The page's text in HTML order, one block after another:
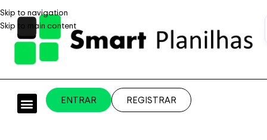
Skip to navigation
Skip to main content
ENTRAR REGISTRAR